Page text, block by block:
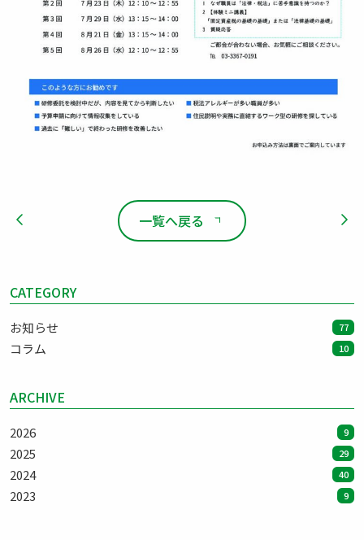
一覧へ戻る
CATEGORY
お知らせ 77
コラム 10
ARCHIVE
2026 9
2025 29
2024 40
2023 9